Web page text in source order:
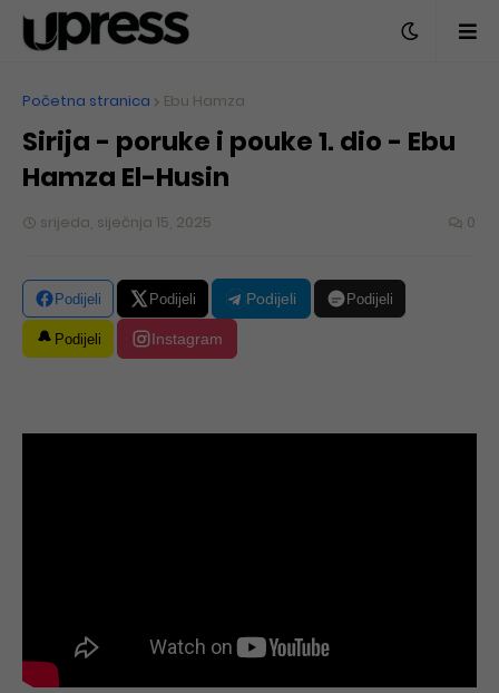
Početna stranica Ebu Hamza
Sirija - poruke i pouke 1. dio - Ebu
Hamza El-Husin
srijeda, siječnja 15, 2025 0
Podijeli Podijeli Podijeli Podijeli
Podijeli Instagram